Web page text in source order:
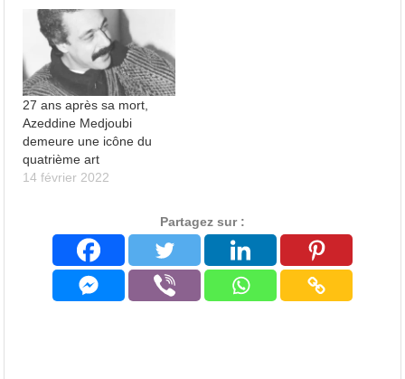
27 ans après sa mort,
Azeddine Medjoubi
demeure une icône du
quatrième art
14 février 2022
Partagez sur :